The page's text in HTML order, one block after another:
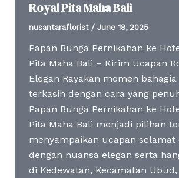
Royal Pita Maha Bali
nusantaraflorist / June 18, 2025
Papan Bunga Pernikahan ke
Pita Maha Bali – Kirim Ucapan
Elegan Rayakan momen
terkasih dengan cara yang
Papan Bunga Pernikahan ke
Pita Maha Bali menjadi pilihan
menyampaikan ucapan selamat
dengan nuansa elegan serta
di Kedewatan, Kecamatan